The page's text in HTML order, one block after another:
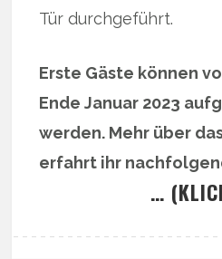
Tür durchgeführt.
Erste Gäste können
Ende Januar 2023
werden. Mehr über
erfahrt ihr
…